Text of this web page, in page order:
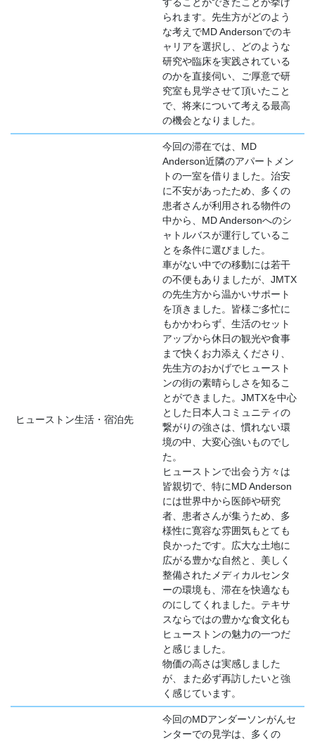
することができたことが挙げ
られます。先生方がどのよう
な考えでMD Andersonでのキ
ャリアを選択し、どのような
研究や臨床を実践されている
のかを直接伺い、ご厚意で研
究室も見学させて頂いたこと
で、将来について考える最高
の機会となりました。
ヒューストン生活・宿泊先
今回の滞在では、MD
Anderson近隣のアパートメン
トの一室を借りました。治安
に不安があったため、多くの
患者さんが利用される物件の
中から、MD Andersonへのシ
ャトルバスが運行しているこ
とを条件に選びました。
車がない中での移動には若干
の不便もありましたが、JMTX
の先生方から温かいサポート
を頂きました。皆様ご多忙に
もかかわらず、生活のセット
アップから休日の観光や食事
まで快くお力添えくださり、
先生方のおかげでヒュースト
ンの街の素晴らしさを知るこ
とができました。JMTXを中心
とした日本人コミュニティの
繋がりの強さは、慣れない環
境の中、大変心強いものでし
た。
ヒューストンで出会う方々は
皆親切で、特にMD Anderson
には世界中から医師や研究
者、患者さんが集うため、多
様性に寛容な雰囲気もとても
良かったです。広大な土地に
広がる豊かな自然と、美しく
整備されたメディカルセンタ
ーの環境も、滞在を快適なも
のにしてくれました。テキサ
スならではの豊かな食文化も
ヒューストンの魅力の一つだ
と感じました。
物価の高さは実感しました
が、また必ず再訪したいと強
く感じています。
今回のMDアンダーソンがんセ
ンターでの見学は、多くの